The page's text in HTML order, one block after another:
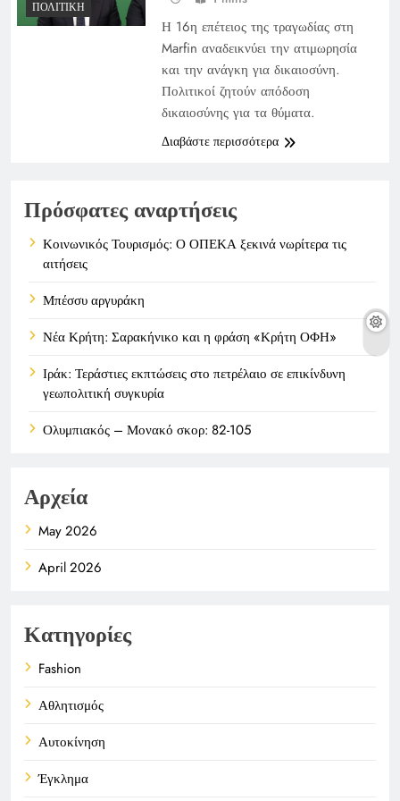
ΠΟΛΙΤΙΚΉ
Η 16η επέτειος της τραγωδίας στη
Marfin αναδεικνύει την ατιμωρησία
και την ανάγκη για δικαιοσύνη.
Πολιτικοί ζητούν απόδοση
δικαιοσύνης για τα θύματα.
Διαβάστε περισσότερα
Πρόσφατες αναρτήσεις
Κοινωνικός Τουρισμός: Ο ΟΠΕΚΑ ξεκινά νωρίτερα τις
αιτήσεις
Μπέσσυ αργυράκη
Νέα Κρήτη: Σαρακήνικο και η φράση «Κρήτη ΟΦΗ»
Ιράκ: Τεράστιες εκπτώσεις στο πετρέλαιο σε επικίνδυνη
γεωπολιτική συγκυρία
Ολυμπιακός – Μονακό σκορ: 82-105
Αρχεία
May 2026
April 2026
Κατηγορίες
Fashion
Αθλητισμός
Αυτοκίνηση
Έγκλημα